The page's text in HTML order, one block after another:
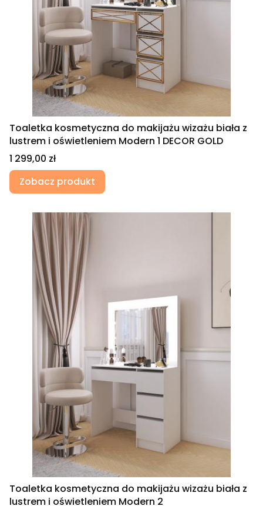
Toaletka kosmetyczna do makijażu wizażu biała z
lustrem i oświetleniem Modern 1 DECOR GOLD
Cena
1 299,00 zł
Zobacz produkt
Toaletka kosmetyczna do makijażu wizażu biała z
lustrem i oświetleniem Modern 2